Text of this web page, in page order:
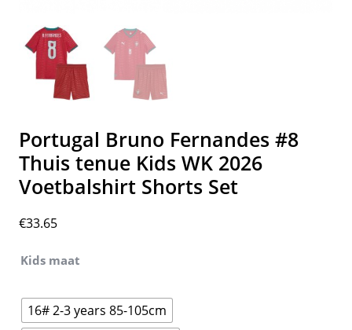
Portugal Bruno Fernandes #8
Thuis tenue Kids WK 2026
Voetbalshirt Shorts Set
€33.65
Kids maat
16# 2-3 years 85-105cm